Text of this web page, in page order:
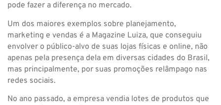
pode fazer a diferença no mercado.
Um dos maiores exemplos sobre planejamento,
marketing e vendas é a Magazine Luiza, que conseguiu
envolver o público-alvo de suas lojas físicas e online, não
apenas pela presença dela em diversas cidades do Brasil,
mas principalmente, por suas promoções relâmpago nas
redes sociais.
No ano passado, a empresa vendia lotes de produtos que